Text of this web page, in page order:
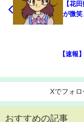
【花
が微笑
【速報
Xでフォロ
おすすめの記事